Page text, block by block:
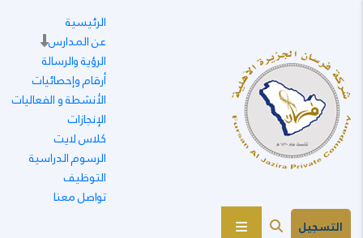
الرئيسية
عن المدارس
الرؤية والرسالة
أرقام وإحصائيات
الأنشطة و الفعاليات
الإنجازات
كلاس لايت
الرسوم الدراسية
التوظيف
تواصل معنا
التسجيل